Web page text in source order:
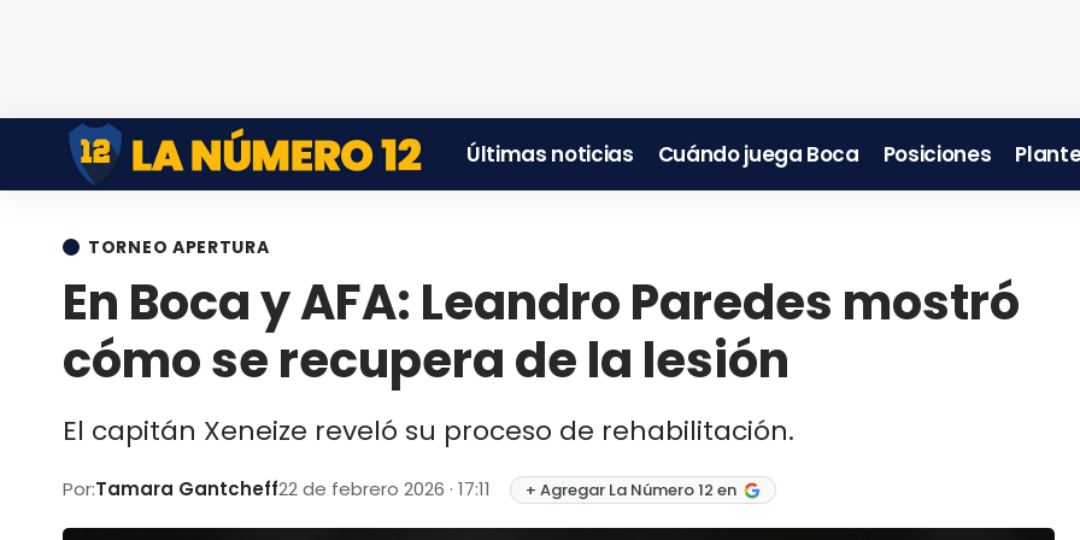
Últimas noticias Cuándo juega Boca Posiciones
TORNEO APERTURA
En Boca y AFA: Leandro Paredes mostró
cómo se recupera de la lesión
El capitán Xeneize reveló su proceso de rehabilitación.
Por:Tamara Gantcheff22 de febrero 2026 · 17:11 + Agregar La Número 12 en